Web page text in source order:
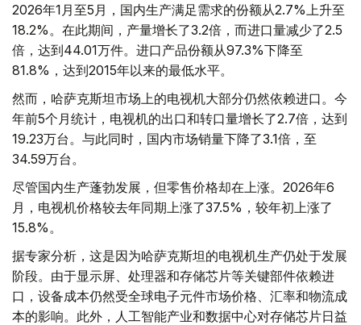
2026年1月至5月，国内生产满足需求的份额从2.7%上升至
18.2%。在此期间，产量增长了3.2倍，而进口量减少了2.5
倍，达到44.01万件。进口产品份额从97.3%下降至
81.8%，达到2015年以来的最低水平。
然而，哈萨克斯坦市场上的电视机大部分仍然依赖进口。今
年前5个月统计，电视机的出口和转口量增长了2.7倍，达到
19.23万台。与此同时，国内市场销量下降了3.1倍，至
34.59万台。
尽管国内生产蓬勃发展，但零售价格却在上涨。2026年6
月，电视机价格较去年同期上涨了37.5%，较年初上涨了
15.8%。
据专家分析，这是因为哈萨克斯坦的电视机生产仍处于发展
阶段。由于显示屏、处理器和存储芯片等关键部件依赖进
口，设备成本仍然受全球电子元件市场价格、汇率和物流成
本的影响。此外，人工智能产业和数据中心对存储芯片日益